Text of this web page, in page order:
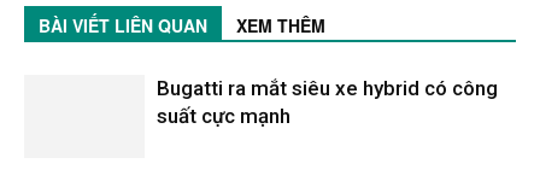
BÀI VIẾT LIÊN QUAN XEM THÊM
Bugatti ra mắt siêu xe hybrid có công
suất cực mạnh